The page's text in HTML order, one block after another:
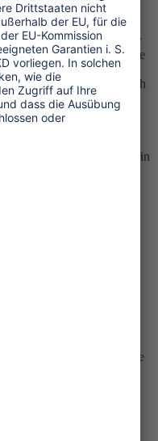
Autonomie in
Heft haben wir
darzustellen. Wir
Arbeitsmaterialien für die
zur Verfügung, so
auf die Suche nach
Ihnen spannende
und
Die Zeitschrift Global
sich an Lehrerinnen
Ausgabe behandelt ein
verschiedene
und
II, Konfirmation,
finden Sie zum
| Brot für die
| 3MB
und richtet sich an
I und II. Jede Ausgabe
und bietet
Hinweise und
II, Konfirmation,
finden Sie zum
| Brot für die